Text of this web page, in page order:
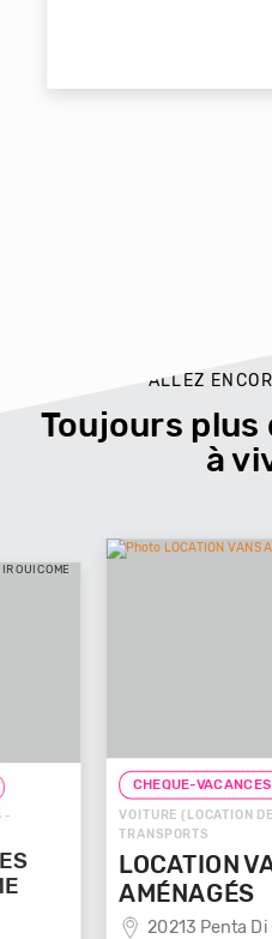
ALLEZ
Toujours plus
à
-
CHEQUE-
VOITURE (LOCATION
TRANSPORTS
LOCATION
AMÉNAGÉS
20213 Penta Di